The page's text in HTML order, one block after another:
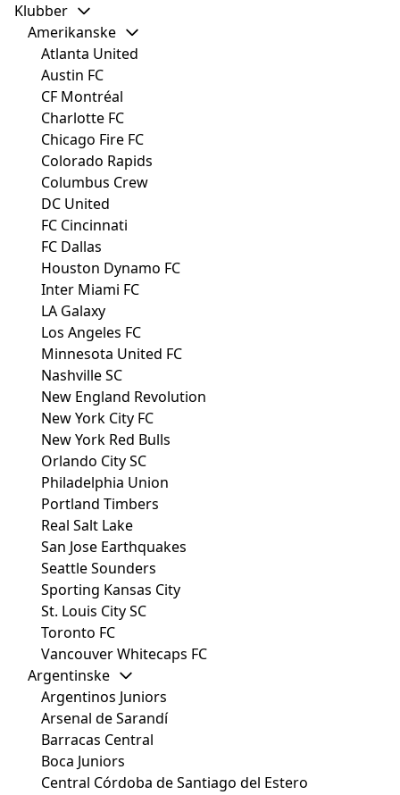
Klubber
Amerikanske
Atlanta United
Austin FC
CF Montréal
Charlotte FC
Chicago Fire FC
Colorado Rapids
Columbus Crew
DC United
FC Cincinnati
FC Dallas
Houston Dynamo FC
Inter Miami FC
LA Galaxy
Los Angeles FC
Minnesota United FC
Nashville SC
New England Revolution
New York City FC
New York Red Bulls
Orlando City SC
Philadelphia Union
Portland Timbers
Real Salt Lake
San Jose Earthquakes
Seattle Sounders
Sporting Kansas City
St. Louis City SC
Toronto FC
Vancouver Whitecaps FC
Argentinske
Argentinos Juniors
Arsenal de Sarandí
Barracas Central
Boca Juniors
Central Córdoba de Santiago del Estero